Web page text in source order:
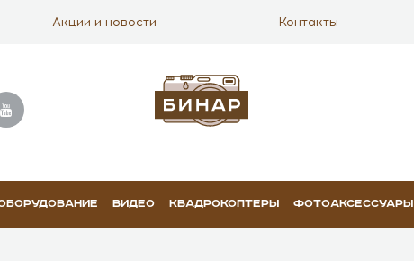
Акции и новости Контакты
ВИДЕО КВАДРОКОПТЕРЫ ФОТОАКСЕССУАРЫ